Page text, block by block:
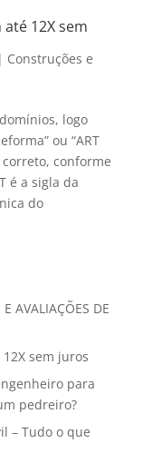
12X sem
Construções e
logo
ou “ART
correto, conforme
é a sigla da
do
AVALIAÇÕES DE
sem juros
para
pedreiro?
– Tudo o que